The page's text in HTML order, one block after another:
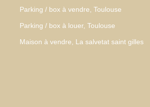
Parking / box à vendre, Toulouse
Parking / box à louer, Toulouse
Maison à vendre, La salvetat saint gilles